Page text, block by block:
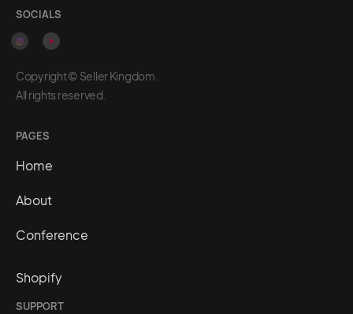
SOCIALS
Copyright © Seller Kingdom.
All rights reserved.
PAGES
Home
About
Conference
Shopify
SUPPORT